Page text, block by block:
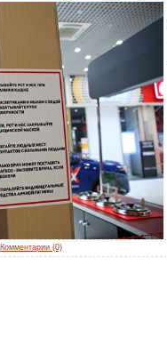
Комментарии (0)